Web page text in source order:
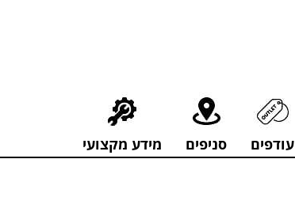
עודפים סניפים מידע מקצועי